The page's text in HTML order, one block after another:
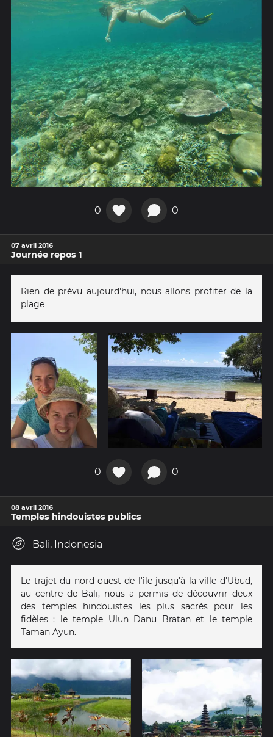
0 0
07 avril 2016
Journée repos 1
Rien de prévu aujourd'hui, nous allons profiter de la
plage
0 0
08 avril 2016
Temples hindouistes publics
Bali, Indonesia
Le trajet du nord-ouest de l'île jusqu'à la ville d'Ubud,
au centre de Bali, nous a permis de découvrir deux
des temples hindouistes les plus sacrés pour les
fidèles : le temple Ulun Danu Bratan et le temple
Taman Ayun.